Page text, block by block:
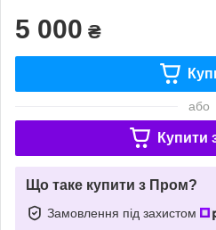
5 000 ₴
або
Купити
Що таке купити з Пром?
Замовлення під захистом